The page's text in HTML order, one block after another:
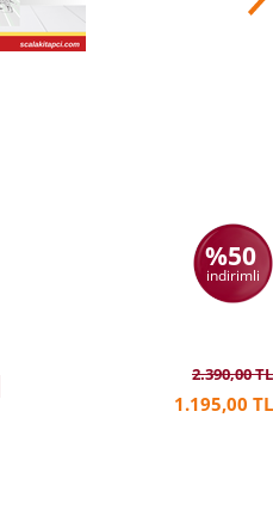
%50
indirimli
2.390,00 TL
1.195,00 TL